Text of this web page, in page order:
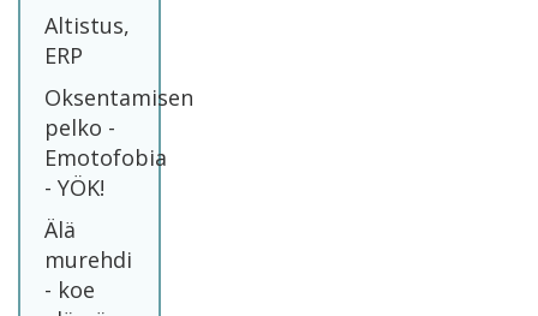
Altistus,
ERP
Oksentamisen
pelko -
Emotofobia
- YÖK!
Älä
murehdi
- koe